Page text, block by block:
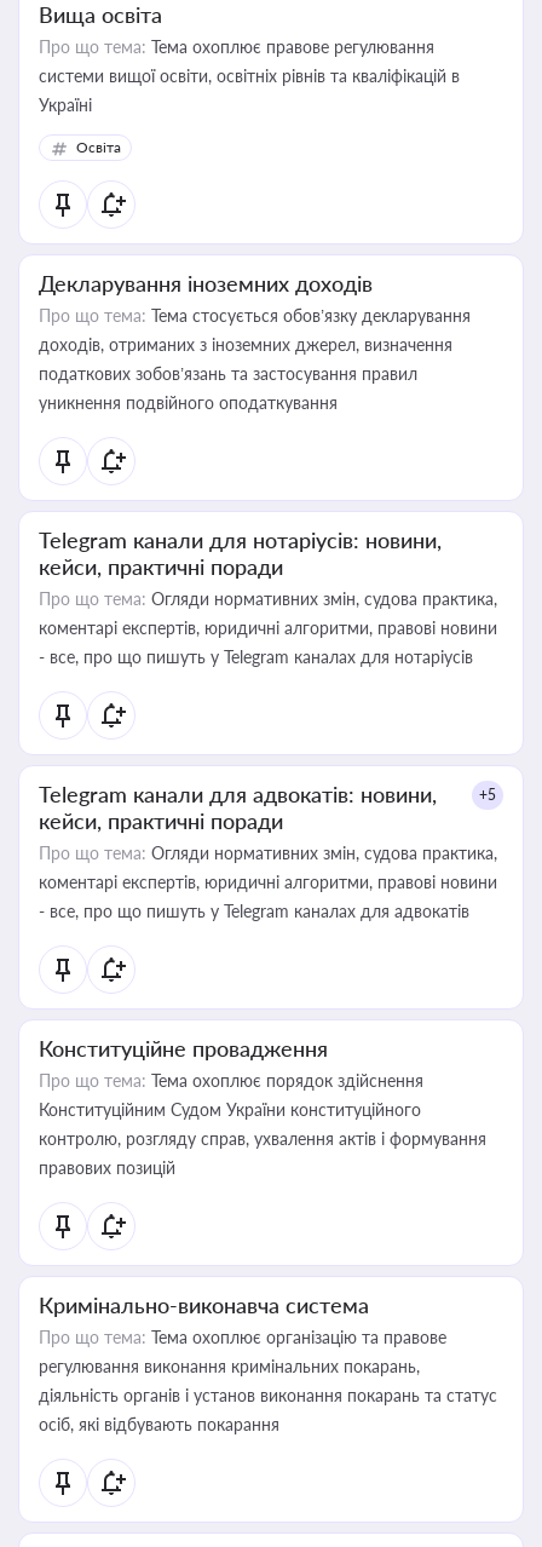
Вища освіта
Про що тема: Тема охоплює правове регулювання
системи вищої освіти, освітніх рівнів та кваліфікацій в
Україні
Освіта
Декларування іноземних доходів
Про що тема: Тема стосується обов’язку декларування
доходів, отриманих з іноземних джерел, визначення
податкових зобов’язань та застосування правил
уникнення подвійного оподаткування
Telegram канали для нотаріусів: новини,
кейси, практичні поради
Про що тема: Огляди нормативних змін, судова практика,
коментарі експертів, юридичні алгоритми, правові новини
- все, про що пишуть у Telegram каналах для нотаріусів
Telegram канали для адвокатів: новини,
кейси, практичні поради
+5
Про що тема: Огляди нормативних змін, судова практика,
коментарі експертів, юридичні алгоритми, правові новини
- все, про що пишуть у Telegram каналах для адвокатів
Конституційне провадження
Про що тема: Тема охоплює порядок здійснення
Конституційним Судом України конституційного
контролю, розгляду справ, ухвалення актів і формування
правових позицій
Кримінально-виконавча система
Про що тема: Тема охоплює організацію та правове
регулювання виконання кримінальних покарань,
діяльність органів і установ виконання покарань та статус
осіб, які відбувають покарання